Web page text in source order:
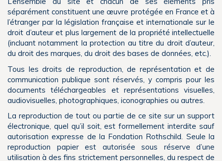
séparément constituent une œuvre protégée en France et à
l’étranger par la législation française et internationale sur le
droit d’auteur et plus largement de la propriété intellectuelle
(incluant notamment la protection au titre du droit d’auteur,
du droit des marques, du droit des bases de données, etc.).
Tous les droits de reproduction, de représentation et de
communication publique sont réservés, y compris pour les
documents téléchargeables et représentations visuelles,
audiovisuelles, photographiques, iconographies ou autres.
La reproduction de tout ou partie de ce site sur un support
électronique, quel qu’il soit, est formellement interdite sauf
autorisation expresse de la Fondation Rothschild. Seule la
reproduction papier est autorisée sous réserve d’une
utilisation à des fins strictement personnelles, du respect de